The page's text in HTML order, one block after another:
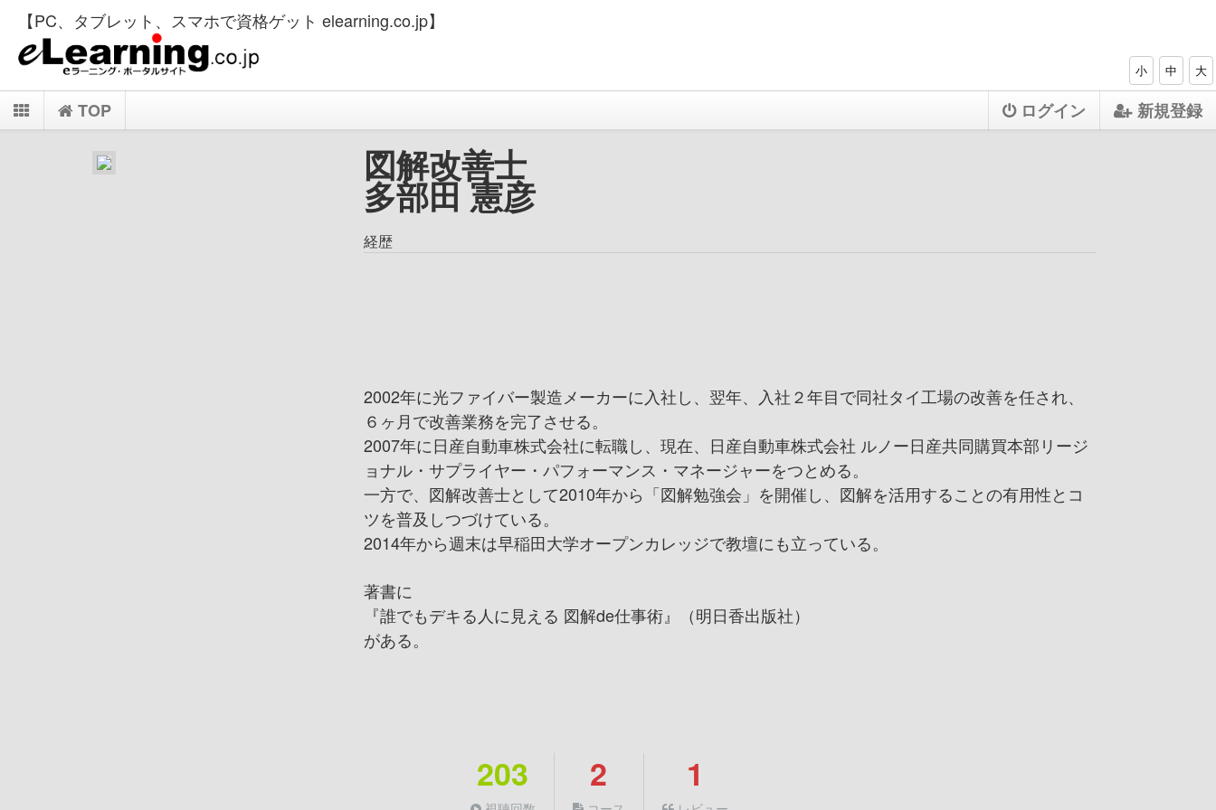
【PC、タブレット、スマホで資格ゲット elearning.co.jp】
小 中 大
TOP ログイン 新規登録
図解改善士
多部田 憲彦
経歴
2002年に光ファイバー製造メーカーに入社し、翌年、入社２年目で同社タイ工場の改善を任され、
６ヶ月で改善業務を完了させる。
2007年に日産自動車株式会社に転職し、現在、日産自動車株式会社 ルノー日産共同購買本部リージ
ョナル・サプライヤー・パフォーマンス・マネージャーをつとめる。
一方で、図解改善士として2010年から「図解勉強会」を開催し、図解を活用することの有用性とコ
ツを普及しつづけている。
2014年から週末は早稲田大学オープンカレッジで教壇にも立っている。
著書に
『誰でもデキる人に見える 図解de仕事術』（明日香出版社）
がある。
203 2 1